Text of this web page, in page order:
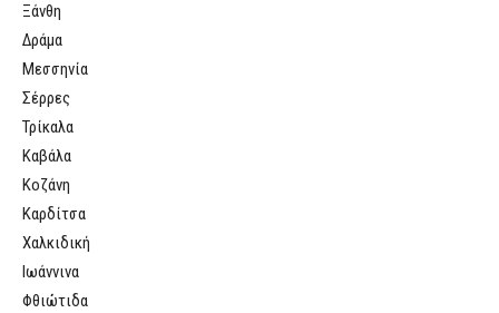
Ξάνθη
Δράμα
Μεσσηνία
Σέρρες
Τρίκαλα
Καβάλα
Κοζάνη
Καρδίτσα
Χαλκιδική
Ιωάννινα
Φθιώτιδα